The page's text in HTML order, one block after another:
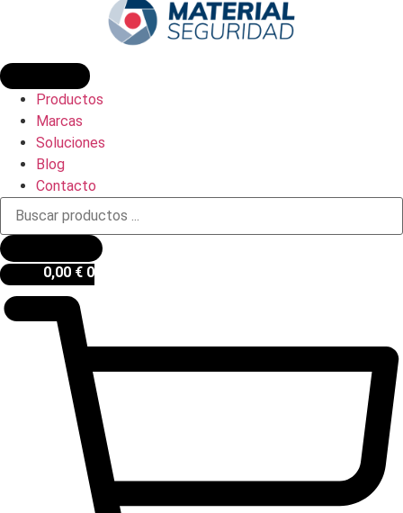
Productos
Marcas
Soluciones
Blog
Contacto
Búsqueda
productos
0,00 € 0